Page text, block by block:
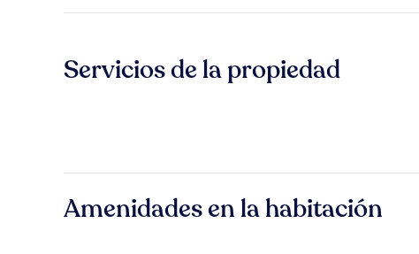
Servicios de la propiedad
Amenidades en la habitación